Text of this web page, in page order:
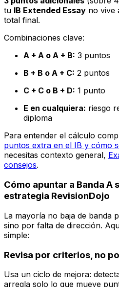
tu IB Extended Essay no vive
total final.
Combinaciones clave:
A + A o A + B: 3 puntos
B + B o A + C: 2 puntos
C + C o B + D: 1 punto
E en cualquiera: riesgo
diploma
Para entender el cálculo
puntos extra en el IB y cómo
necesitas contexto general,
consejos.
Cómo apuntar a Banda A
estrategia RevisionDojo
La mayoría no baja de banda
sino por falta de dirección.
simple:
Revisa por criterios, no
Usa un ciclo de mejora:
arregla solo lo que mueve